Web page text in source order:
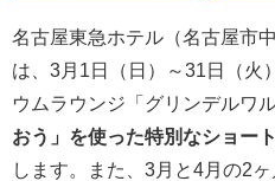
名古屋東急ホテル（名古屋市
は、3月1日（日）～31日（火
ウムラウンジ「グリンデルワ
おう」を使った特別なショー
します。また、3月と4月の2